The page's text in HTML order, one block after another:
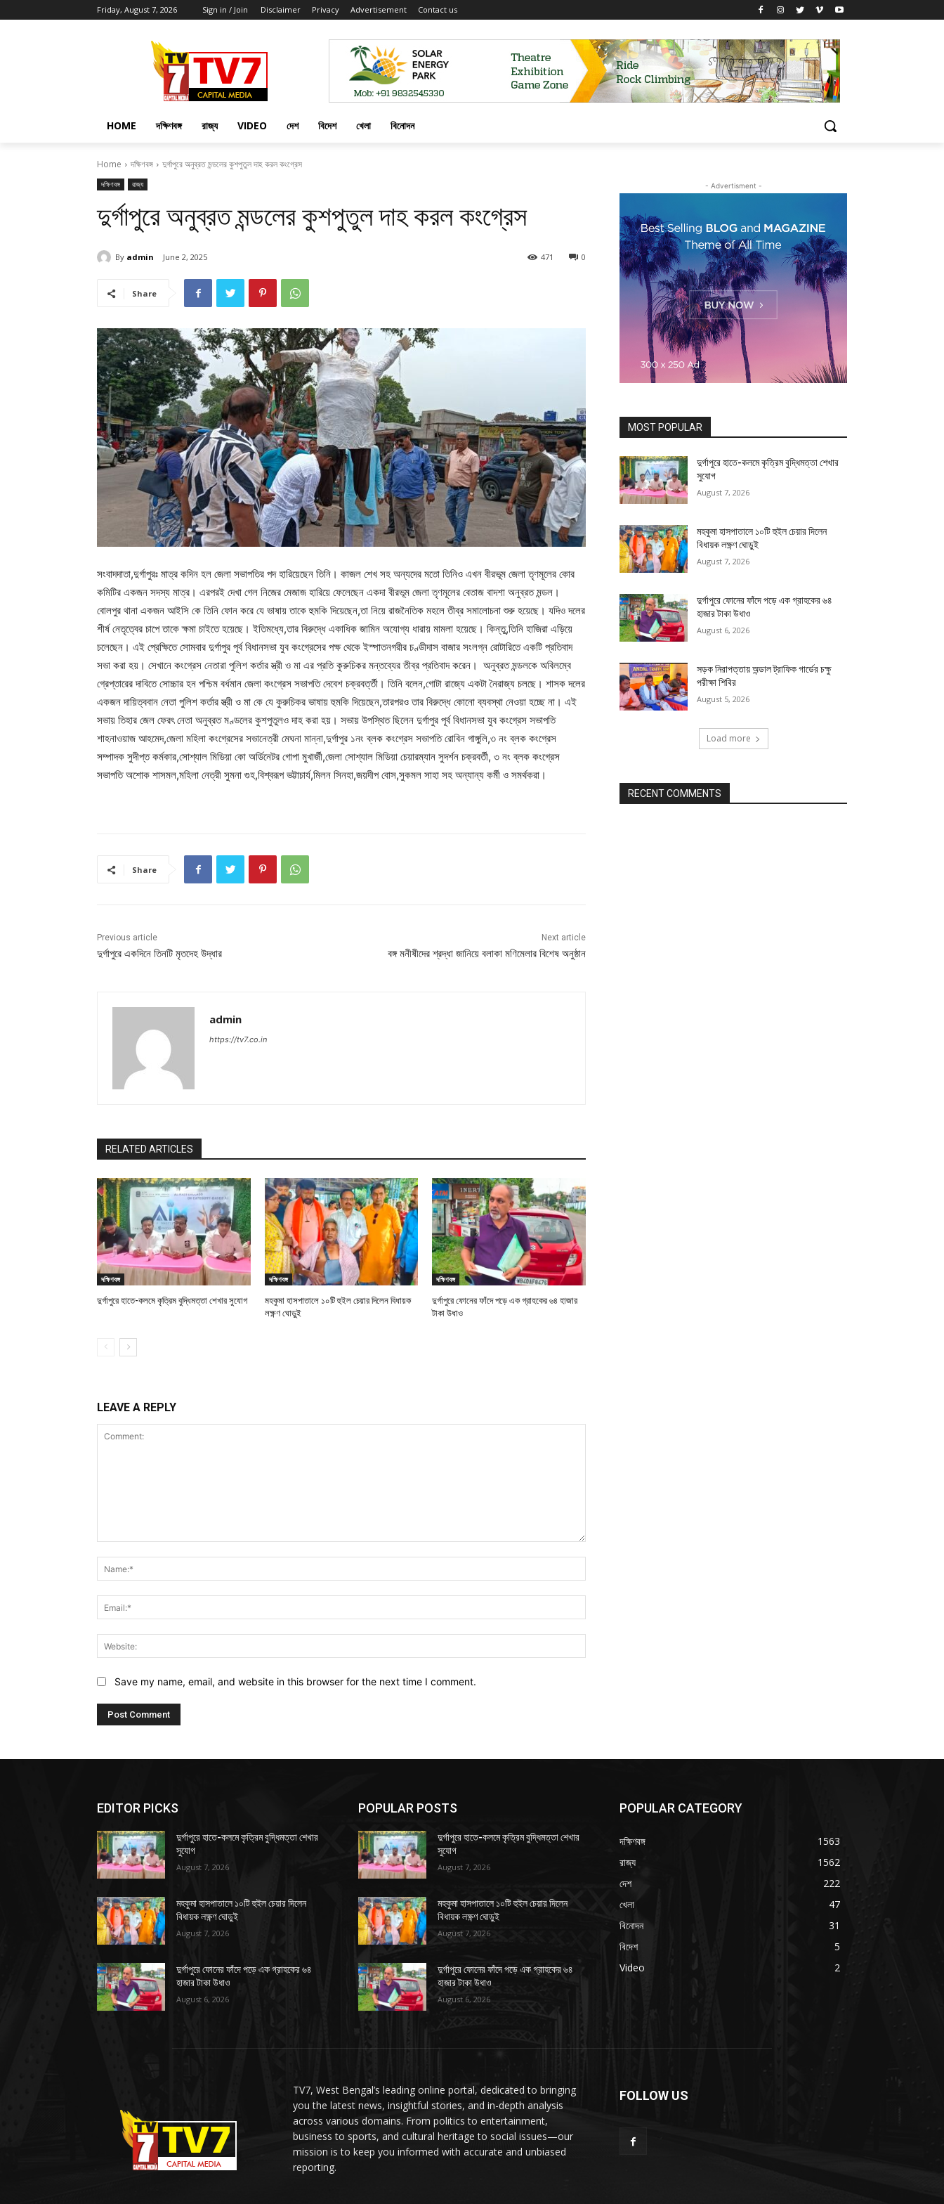
Friday, August 7, 2026 Sign in / Join Disclaimer Privacy Advertisement Contact us
HOME দক্ষিণবঙ্গ রাজ্য VIDEO দেশ বিদেশ খেলা বিনোদন
Home দক্ষিণবঙ্গ দুর্গাপুরে অনুব্রত মন্ডলের কুশপুতুল দাহ করল কংগ্রেস
দক্ষিণবঙ্গ রাজ্য
দুর্গাপুরে অনুব্রত মন্ডলের কুশপুতুল দাহ করল কংগ্রেস
By admin June 2, 2025 0
471
Share
সংবাদদাতা,দুর্গাপুরঃ মাত্র কদিন হল জেলা সভাপতির পদ হারিয়েছেন তিনি। কাজল শেখ সহ অন্যদের মতো তিনিও এখন বীরভূম জেলা তৃণমূলের কোর
কমিটির একজন সদস্য মাত্র। এরপরই দেখা গেল নিজের মেজাজ হারিয়ে ফেলেছেন একদা বীরভূম জেলা তৃণমূলের বেতাজ বাদশা অনুব্রত মন্ডল।
বোলপুর থানা একজন আইসি কে তিনি ফোন করে যে ভাষায় তাকে হুমকি দিয়েছেন,তা নিয়ে রাজনৈতিক মহলে তীব্র সমালোচনা শুরু হয়েছে। যদিও দলের
শীর্ষ নেতৃত্বের চাপে তাকে ক্ষমা চাইতে হয়েছে। ইতিমধ্যে,তার বিরুদ্ধে একাধিক জামিন অযোগ্য ধারায় মামলা হয়েছে। কিন্তু,তিনি হাজিরা এড়িয়ে
চলেছেন। এই প্রেক্ষিতে সোমবার দুর্গাপুর পূর্ব বিধানসভা যুব কংগ্রেসের পক্ষ থেকে ইস্পাতনগরীর চণ্ডীদাস বাজার সংলগ্ন রোটারিতে একটি প্রতিবাদ
সভা করা হয়। সেখানে কংগ্রেস নেতারা পুলিশ কর্তার স্ত্রী ও মা এর প্রতি কুরুচিকর মন্তব্যের তীব্র প্রতিবাদ করেন। অনুব্রত মন্ডলকে অবিলম্বে
গ্রেপ্তারের দাবিতে সোচ্চার হন পশ্চিম বর্ধমান জেলা কংগ্রেস সভাপতি দেবেশ চক্রবর্ত্তী। তিনি বলেন,গোটা রাজ্যে একটা নৈরাজ্য চলছে। শাসক দলের
একজন দায়িত্ববান নেতা পুলিশ কর্তার স্ত্রী ও মা কে যে কুরুচিকর ভাষায় হুমকি দিয়েছেন,তারপরও তার বিরুদ্ধে কোনো ব্যবস্থা নেওয়া হচ্ছে না। এই
সভায় তিহার জেল ফেরৎ নেতা অনুব্রত মণ্ডলের কুশপুতুলও দাহ করা হয়। সভায় উপস্থিত ছিলেন দুর্গাপুর পূর্ব বিধানসভা যুব কংগ্রেস সভাপতি
শাহনাওয়াজ আহমেদ,জেলা মহিলা কংগ্রেসের সভানেত্রী মেঘনা মান্না,দুর্গাপুর ১নং ব্লক কংগ্রেস সভাপতি রোবিন গাঙ্গুলি,৩ নং ব্লক কংগ্রেস
সম্পাদক সুদীপ্ত কর্মকার,সোশ্যাল মিডিয়া কো অর্ডিনেটর গোপা মুখার্জী,জেলা সোশ্যাল মিডিয়া চেয়ারম্যান সুদর্শন চক্রবর্তী, ৩ নং ব্লক কংগ্রেস
সভাপতি অশোক শাসমল,মহিলা নেত্রী সুমনা গুহ,বিশ্বরূপ ভট্টাচার্য,মিলন সিনহা,জয়দীপ বোস,সুকমল সাহা সহ অন্যান্য কর্মী ও সমর্থকরা।
Share
Previous article
দুর্গাপুরে একদিনে তিনটি মৃতদেহ উদ্ধার
Next article
বঙ্গ মনীষীদের শ্রদ্ধা জানিয়ে বলাকা মণিমেলার বিশেষ অনুষ্ঠান
admin
https://tv7.co.in
RELATED ARTICLES
দক্ষিণবঙ্গ
দুর্গাপুরে হাতে-কলমে কৃত্রিম বুদ্ধিমত্তা শেখার সুযোগ
দক্ষিণবঙ্গ
মহকুমা হাসপাতালে ১০টি হুইল চেয়ার দিলেন বিধায়ক
লক্ষ্ণণ ঘোড়ুই
দক্ষিণবঙ্গ
দুর্গাপুরে ফোনের ফাঁদে পড়ে এক গ্রাহকের ৬৪ হাজার
টাকা উধাও
LEAVE A REPLY
Save my name, email, and website in this browser for the next time I comment.
- Advertisment -
MOST POPULAR
দুর্গাপুরে হাতে-কলমে কৃত্রিম বুদ্ধিমত্তা শেখার
সুযোগ
August 7, 2026
মহকুমা হাসপাতালে ১০টি হুইল চেয়ার দিলেন
বিধায়ক লক্ষ্ণণ ঘোড়ুই
August 7, 2026
দুর্গাপুরে ফোনের ফাঁদে পড়ে এক গ্রাহকের ৬৪
হাজার টাকা উধাও
August 6, 2026
সড়ক নিরাপত্তায় অন্ডাল ট্রাফিক গার্ডের চক্ষু
পরীক্ষা শিবির
August 5, 2026
Load more
RECENT COMMENTS
EDITOR PICKS
দুর্গাপুরে হাতে-কলমে কৃত্রিম বুদ্ধিমত্তা শেখার
সুযোগ
August 7, 2026
মহকুমা হাসপাতালে ১০টি হুইল চেয়ার দিলেন
বিধায়ক লক্ষ্ণণ ঘোড়ুই
August 7, 2026
দুর্গাপুরে ফোনের ফাঁদে পড়ে এক গ্রাহকের ৬৪
হাজার টাকা উধাও
August 6, 2026
POPULAR POSTS
দুর্গাপুরে হাতে-কলমে কৃত্রিম বুদ্ধিমত্তা শেখার
সুযোগ
August 7, 2026
মহকুমা হাসপাতালে ১০টি হুইল চেয়ার দিলেন
বিধায়ক লক্ষ্ণণ ঘোড়ুই
August 7, 2026
দুর্গাপুরে ফোনের ফাঁদে পড়ে এক গ্রাহকের ৬৪
হাজার টাকা উধাও
August 6, 2026
POPULAR CATEGORY
দক্ষিণবঙ্গ
1563
রাজ্য
1562
দেশ
222
খেলা
47
বিনোদন
31
বিদেশ
5
Video
2
TV7, West Bengal’s leading online portal, dedicated to bringing
you the latest news, insightful stories, and in-depth analysis
across various domains. From politics to entertainment,
business to sports, and cultural heritage to social issues—our
mission is to keep you informed with accurate and unbiased
reporting.
FOLLOW US